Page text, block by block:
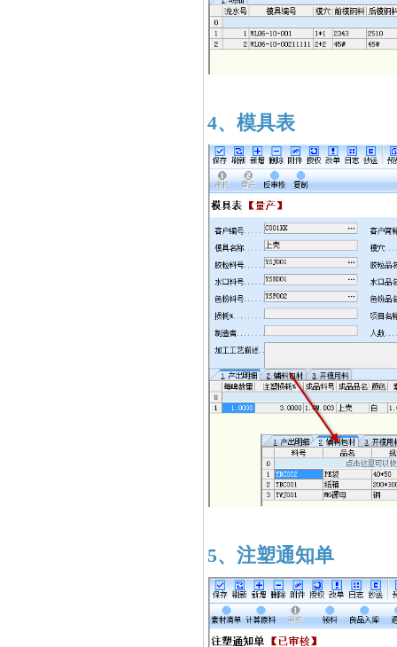
4、模具表
5、注塑通知单